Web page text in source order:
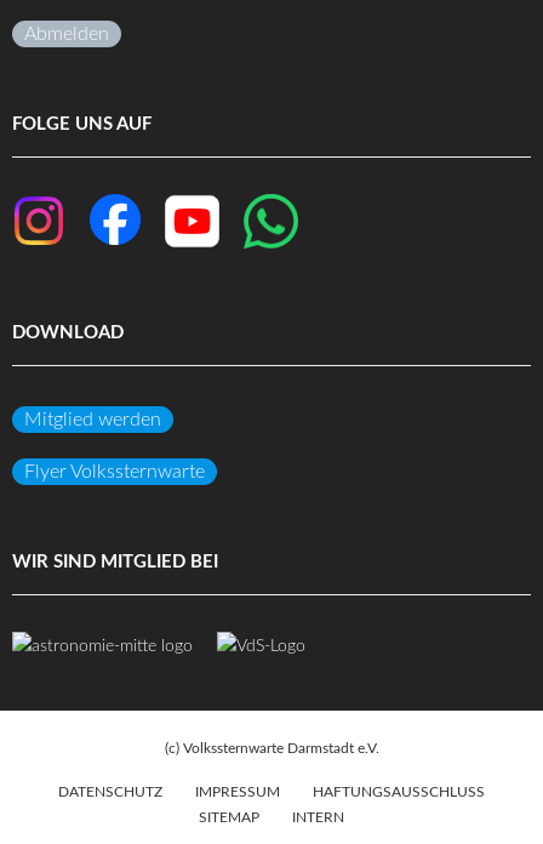
Abmelden
FOLGE UNS AUF
DOWNLOAD
Mitglied werden
Flyer Volkssternwarte
WIR SIND MITGLIED BEI
(c) Volkssternwarte Darmstadt e.V.
DATENSCHUTZ IMPRESSUM
HAFTUNGSAUSSCHLUSS
SITEMAP
INTERN